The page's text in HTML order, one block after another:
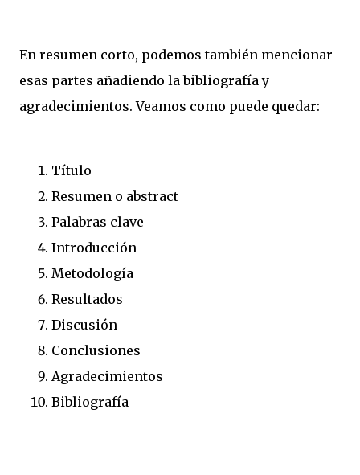
En resumen corto, podemos también mencionar
esas partes añadiendo la bibliografía y
agradecimientos. Veamos como puede quedar:
Título
Resumen o abstract
Palabras clave
Introducción
Metodología
Resultados
Discusión
Conclusiones
Agradecimientos
Bibliografía